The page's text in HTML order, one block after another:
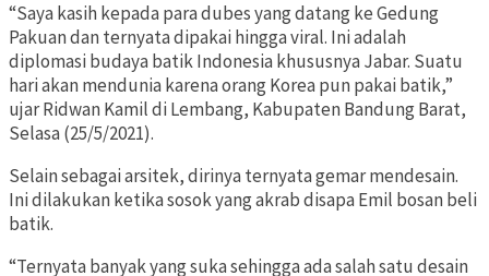
“Saya kasih kepada para dubes yang datang ke Gedung
Pakuan dan ternyata dipakai hingga viral. Ini adalah
diplomasi budaya batik Indonesia khususnya Jabar. Suatu
hari akan mendunia karena orang Korea pun pakai batik,”
ujar Ridwan Kamil di Lembang, Kabupaten Bandung Barat,
Selasa (25/5/2021).
Selain sebagai arsitek, dirinya ternyata gemar mendesain.
Ini dilakukan ketika sosok yang akrab disapa Emil bosan beli
batik.
“Ternyata banyak yang suka sehingga ada salah satu desain